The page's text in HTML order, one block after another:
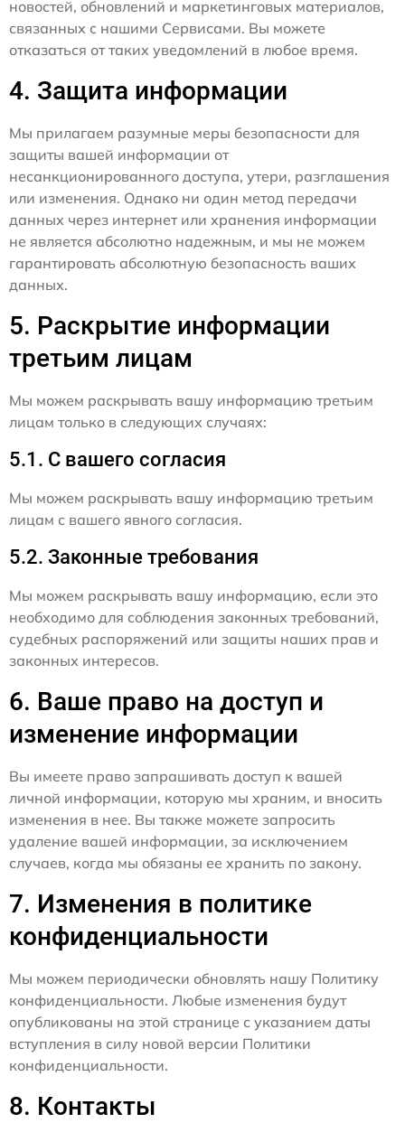
новостей, обновлений и маркетинговых материалов,
связанных с нашими Сервисами. Вы можете
отказаться от таких уведомлений в любое время.
4. Защита информации
Мы прилагаем разумные меры безопасности для
защиты вашей информации от
несанкционированного доступа, утери, разглашения
или изменения. Однако ни один метод передачи
данных через интернет или хранения информации
не является абсолютно надежным, и мы не можем
гарантировать абсолютную безопасность ваших
данных.
5. Раскрытие информации
третьим лицам
Мы можем раскрывать вашу информацию третьим
лицам только в следующих случаях:
5.1. С вашего согласия
Мы можем раскрывать вашу информацию третьим
лицам с вашего явного согласия.
5.2. Законные требования
Мы можем раскрывать вашу информацию, если это
необходимо для соблюдения законных требований,
судебных распоряжений или защиты наших прав и
законных интересов.
6. Ваше право на доступ и
изменение информации
Вы имеете право запрашивать доступ к вашей
личной информации, которую мы храним, и вносить
изменения в нее. Вы также можете запросить
удаление вашей информации, за исключением
случаев, когда мы обязаны ее хранить по закону.
7. Изменения в политике
конфиденциальности
Мы можем периодически обновлять нашу Политику
конфиденциальности. Любые изменения будут
опубликованы на этой странице с указанием даты
вступления в силу новой версии Политики
конфиденциальности.
8. Контакты